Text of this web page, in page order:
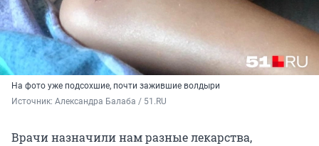
На фото уже подсохшие, почти зажившие волдыри
Источник: Александра Балаба / 51.RU
Врачи назначили нам разные лекарства,